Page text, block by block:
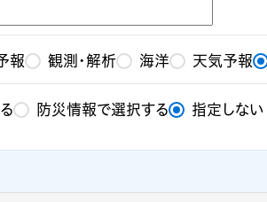
報 観測・解析 海洋 天気予報
防災情報で選択する 指定しない